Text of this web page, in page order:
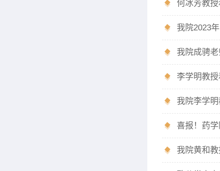
我院2023
我院成骋
我院李学
喜报！药
我院黄和